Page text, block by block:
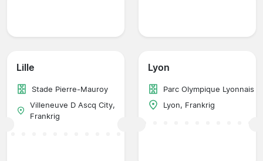
Lille
Stade Pierre-Mauroy
Villeneuve D Ascq City,
Frankrig
Lyon
Parc Olympique Lyonnais
Lyon, Frankrig